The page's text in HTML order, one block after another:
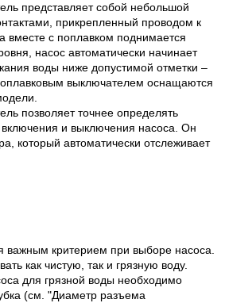
представляет собой небольшой
прикрепленный проводом к
вместе с поплавком поднимается
насос автоматически начинает
воды ниже допустимой отметки –
выключателем оснащаются
позволяет точнее определять
и выключения насоса. Он
который автоматически отслеживает
важным критерием при выборе насоса.
как чистую, так и грязную воду.
для грязной воды необходимо
(см. "Диаметр разъема